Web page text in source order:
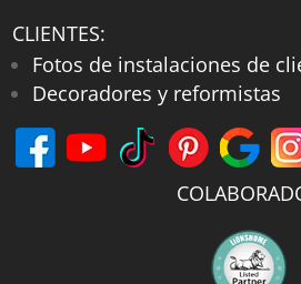
CLIENTES:
Fotos de instalaciones de
Decoradores y reformistas